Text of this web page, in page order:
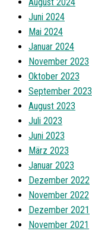
Juni 2024
Mai 2024
Januar 2024
November 2023
Oktober 2023
September 2023
August 2023
Juli 2023
Juni 2023
März 2023
Januar 2023
Dezember 2022
November 2022
Dezember 2021
November 2021